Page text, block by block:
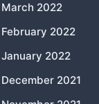
March 2022
February 2022
January 2022
December 2021